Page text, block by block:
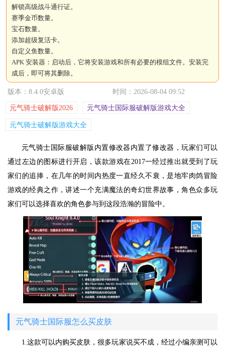
解锁高级战斗通行证。
赛季金币数量。
宝石数量。
添加超级复活卡。
自定义鱼数量。
APK 安装器：启动后，它将安装游戏和所有必要的模组文件。安装完
成后，即可将其删除。
版本：8.4.0安卓版 时间：2026-08-04 09:52
元气骑士破解版2026 元气骑士国际服破解版游戏大全
元气骑士破解版游戏大全
元气骑士国际服破解版内置修改器内置了修改器，玩家们可以
通过左边的图标进行开启，该款游戏在2017一经过推出就受到了玩
家们的追捧，在几年的时间内热度一直经久不衰，是地牢肉鸽冒险
游戏的经典之作，讲述一个充满魔法的奇幻世界故事，角色众多玩
家们可以选择喜欢的角色参与到这段浩瀚的冒险中。
元气骑士国际服怎么买皮肤
1.这款可以内购买皮肤，很多玩家说买不成，经过小编亲测可以